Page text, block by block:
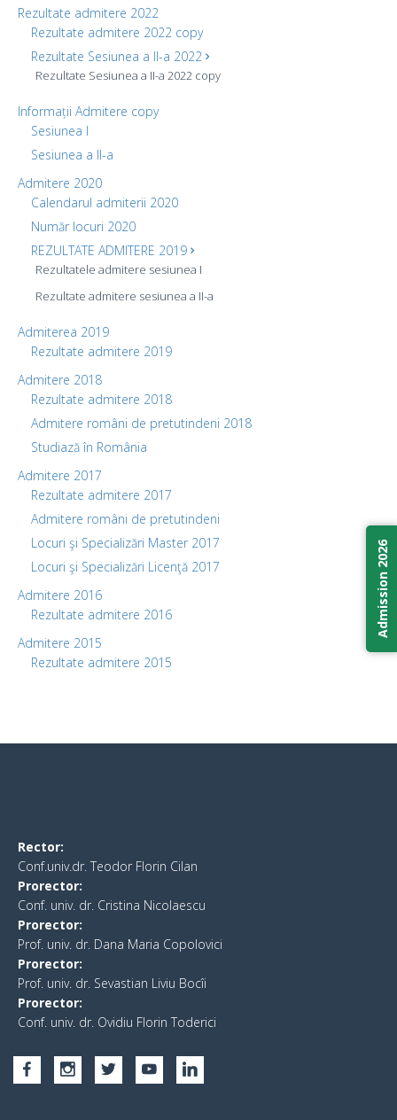
Rezultate admitere 2022
Rezultate admitere 2022 copy
Rezultate Sesiunea a II-a 2022
Rezultate Sesiunea a II-a 2022 copy
Informații Admitere copy
Sesiunea I
Sesiunea a II-a
Admitere 2020
Calendarul admiterii 2020
Număr locuri 2020
REZULTATE ADMITERE 2019
Rezultatele admitere sesiunea I
Rezultate admitere sesiunea a II-a
Admiterea 2019
Rezultate admitere 2019
Admitere 2018
Rezultate admitere 2018
Admitere români de pretutindeni 2018
Studiază în România
Admitere 2017
Rezultate admitere 2017
Admitere români de pretutindeni
Locuri şi Specializări Master 2017
Locuri şi Specializări Licenţă 2017
Admitere 2016
Rezultate admitere 2016
Admitere 2015
Rezultate admitere 2015
Rector:
Conf.univ.dr. Teodor Florin Cilan
Prorector:
Conf. univ. dr. Cristina Nicolaescu
Prorector:
Prof. univ. dr. Dana Maria Copolovici
Prorector:
Prof. univ. dr. Sevastian Liviu Bocîi
Prorector:
Conf. univ. dr. Ovidiu Florin Toderici
Admission 2026